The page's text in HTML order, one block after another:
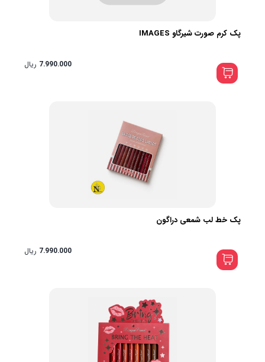
پک کرم صورت شیرگاو IMAGES
7.990.000 ریال
پک خط لب شمعی دراگون
7.990.000 ریال